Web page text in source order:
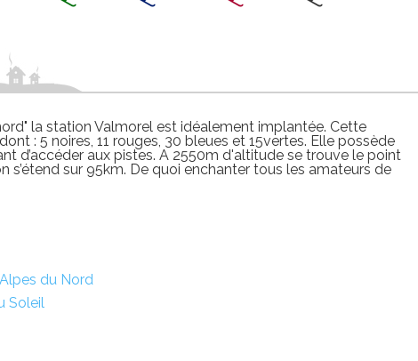
la station Valmorel est idéalement implantée. Cette
: 5 noires, 11 rouges, 30 bleues et 15vertes. Elle possède
d’accéder aux pistes. A 2550m d'altitude se trouve le point
sur 95km. De quoi enchanter tous les amateurs de
du Nord
Soleil